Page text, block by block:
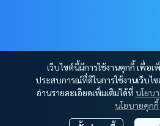
เว็บไซต์นี้มีการใช้งานคุกกี้ เพื่อ
ประสบการณ์ที่ดีในการใช้งานเว็บไ
อ่านรายละเอียดเพิ่มเติมได้ที่ นโยบ
นโยบายคุกกี้